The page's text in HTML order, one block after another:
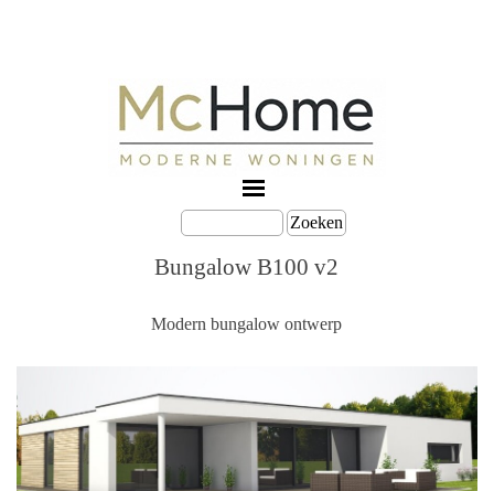
Zoeken
Bungalow B100 v2
Modern bungalow ontwerp